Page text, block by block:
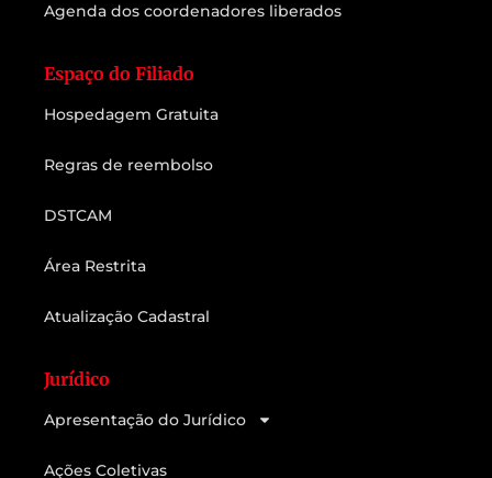
Agenda dos coordenadores liberados
Espaço do Filiado
Hospedagem Gratuita
Regras de reembolso
DSTCAM
Área Restrita
Atualização Cadastral
Jurídico
Apresentação do Jurídico
Ações Coletivas